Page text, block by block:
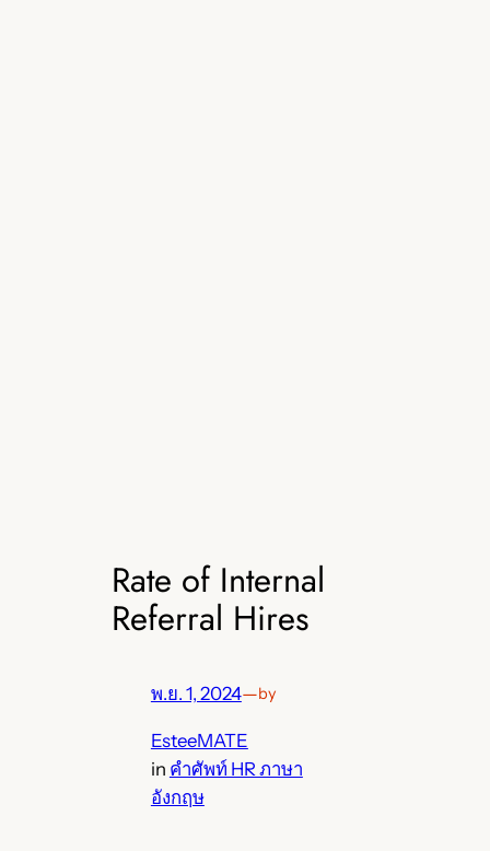
Rate of Internal
Referral Hires
พ.ย. 1, 2024—by
EsteeMATE
in คำศัพท์ HR ภาษา
อังกฤษ